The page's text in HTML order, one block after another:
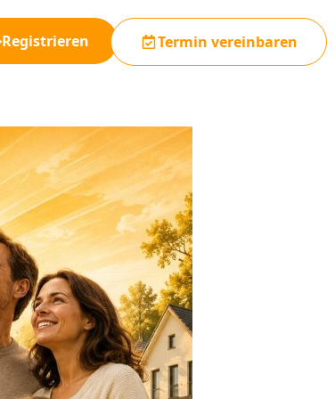
Registrieren Termin vereinbaren